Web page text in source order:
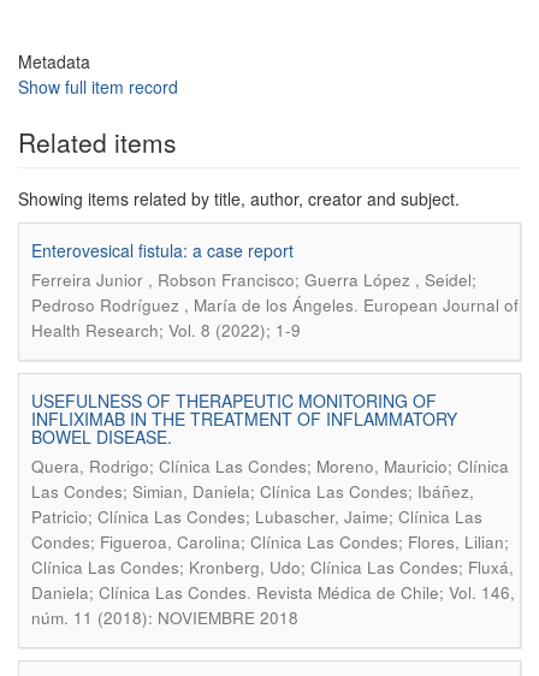
Metadata
Show full item record
Related items
Showing items related by title, author, creator and subject.
Enterovesical fistula: a case report
Ferreira Junior , Robson Francisco; Guerra López , Seidel;
Pedroso Rodríguez , María de los Ángeles. European Journal of
Health Research; Vol. 8 (2022); 1-9
USEFULNESS OF THERAPEUTIC MONITORING OF
INFLIXIMAB IN THE TREATMENT OF INFLAMMATORY
BOWEL DISEASE.
Quera, Rodrigo; Clínica Las Condes; Moreno, Mauricio; Clínica
Las Condes; Simian, Daniela; Clínica Las Condes; Ibáñez,
Patricio; Clínica Las Condes; Lubascher, Jaime; Clínica Las
Condes; Figueroa, Carolina; Clínica Las Condes; Flores, Lilian;
Clínica Las Condes; Kronberg, Udo; Clínica Las Condes; Fluxá,
Daniela; Clínica Las Condes. Revista Médica de Chile; Vol. 146,
núm. 11 (2018): NOVIEMBRE 2018